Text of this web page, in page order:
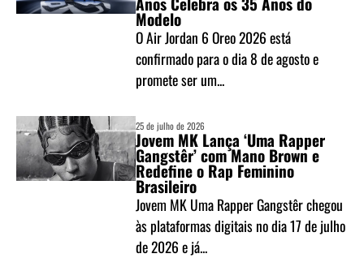
Modelo
O Air Jordan 6 Oreo 2026 está
confirmado para o dia 8 de agosto e
promete ser um...
25 de julho de 2026
Jovem MK Lança ‘Uma Rapper
Gangstêr’ com Mano Brown e
Redefine o Rap Feminino
Brasileiro
Jovem MK Uma Rapper Gangstêr chegou
às plataformas digitais no dia 17 de julho
de 2026 e já...